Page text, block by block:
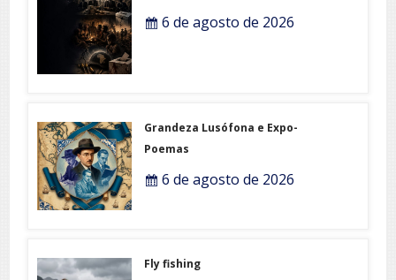
6 de agosto de 2026
Grandeza Lusófona e Expo-
Poemas
6 de agosto de 2026
Fly fishing